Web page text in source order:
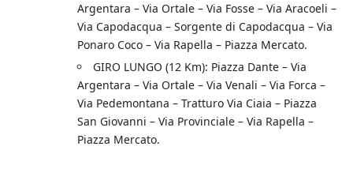
Argentara – Via Ortale – Via Fosse – Via Aracoeli –
Via Capodacqua – Sorgente di Capodacqua – Via
Ponaro Coco – Via Rapella – Piazza Mercato.
GIRO LUNGO (12 Km): Piazza Dante – Via
Argentara – Via Ortale – Via Venali – Via Forca –
Via Pedemontana – Tratturo Via Ciaia – Piazza
San Giovanni – Via Provinciale – Via Rapella –
Piazza Mercato.